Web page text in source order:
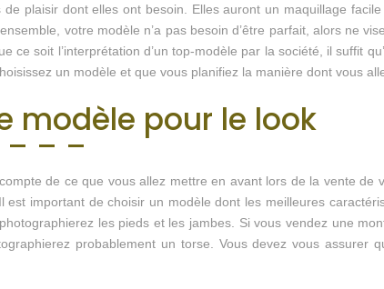
de plaisir dont elles ont besoin. Elles auront un maquillage
votre modèle n’a pas besoin d’être parfait, alors ne
ce soit l’interprétation d’un top-modèle par la société, il suffit
un modèle et que vous planifiez la manière dont vous
modèle pour le look
de ce que vous allez mettre en avant lors de la vente
est important de choisir un modèle dont les meilleures
les pieds et les jambes. Si vous vendez une
probablement un torse. Vous devez vous assurer